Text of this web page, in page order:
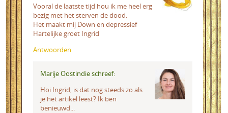
Vooral de laatste tijd hou ik me heel erg
bezig met het sterven de dood.
Het maakt mij Down en depressief
Hartelijke groet Ingrid
Antwoorden
Marije Oostindie schreef:
Hoi Ingrid, is dat nog steeds zo als
je het artikel leest? Ik ben
benieuwd...